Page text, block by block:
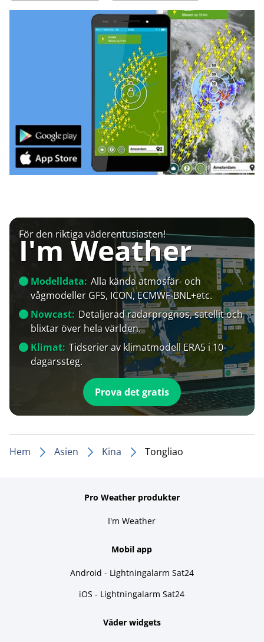
För den riktiga väderentusiasten!
I'm Weather
Modelldata: Alla kända atmosfär- och
vågmodeller GFS, ICON, ECMWF-BNL+etc.
Nowcast: Detaljerad radarprognos, satellit och
blixtar över hela världen.
Klimat: Tidserier av klimatmodell ERA5 i 10-
dagarssteg.
Prova det gratis
Hem Asien Kina Tongliao
Pro Weather produkter
I'm Weather
Mobil app
Android - Lightningalarm Sat24
iOS - Lightningalarm Sat24
Väder widgets